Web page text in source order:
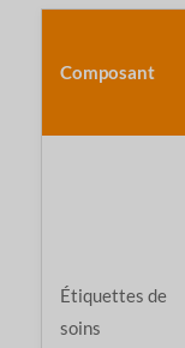
Composant
Étiquettes de
soins